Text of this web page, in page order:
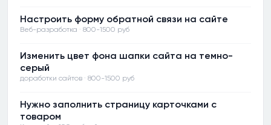
Настроить форму обратной связи на сайте
Веб-разработка · 800-1500 руб
Изменить цвет фона шапки сайта на темно-
серый
доработки сайтов · 800-1500 руб
Нужно заполнить страницу карточками с
товаром